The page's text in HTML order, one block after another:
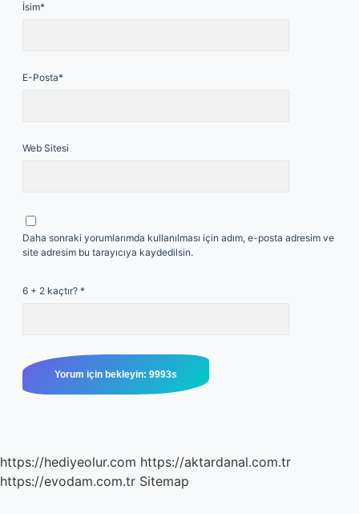
İsim*
E-Posta*
Web Sitesi
Daha sonraki yorumlarımda kullanılması için adım, e-posta adresim ve
site adresim bu tarayıcıya kaydedilsin.
6 + 2 kaçtır? *
https://hediyeolur.com https://aktardanal.com.tr
https://evodam.com.tr Sitemap